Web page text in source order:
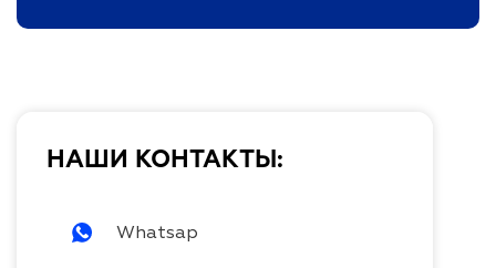
НАШИ КОНТАКТЫ:
Whatsap